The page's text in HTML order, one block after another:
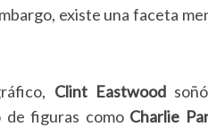
existe una faceta
Clint Eastwood
de figuras como Charlie